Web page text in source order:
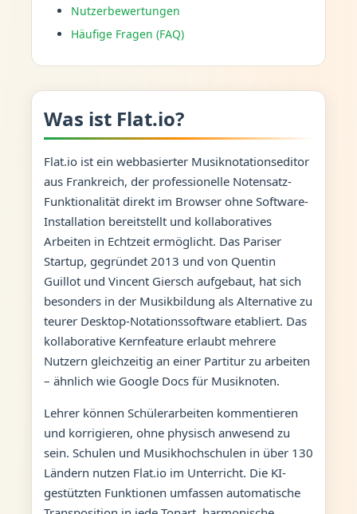
Nutzerbewertungen
Häufige Fragen (FAQ)
Was ist Flat.io?
Flat.io ist ein webbasierter Musiknotationseditor
aus Frankreich, der professionelle Notensatz-
Funktionalität direkt im Browser ohne Software-
Installation bereitstellt und kollaboratives
Arbeiten in Echtzeit ermöglicht. Das Pariser
Startup, gegründet 2013 und von Quentin
Guillot und Vincent Giersch aufgebaut, hat sich
besonders in der Musikbildung als Alternative zu
teurer Desktop-Notationssoftware etabliert. Das
kollaborative Kernfeature erlaubt mehrere
Nutzern gleichzeitig an einer Partitur zu arbeiten
– ähnlich wie Google Docs für Musiknoten.
Lehrer können Schülerarbeiten kommentieren
und korrigieren, ohne physisch anwesend zu
sein. Schulen und Musikhochschulen in über 130
Ländern nutzen Flat.io im Unterricht. Die KI-
gestützten Funktionen umfassen automatische